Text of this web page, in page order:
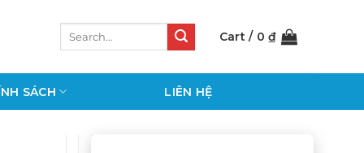
Cart / 0₫
SÁCH LIÊN HỆ